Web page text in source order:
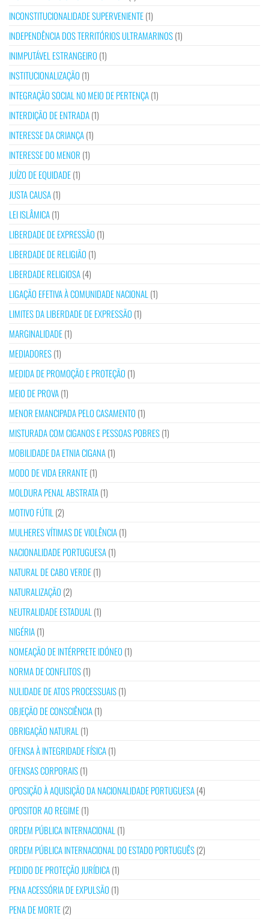
INCONSTITUCIONALIDADE SUPERVENIENTE(1)
INDEPENDÊNCIA DOS TERRITÓRIOS ULTRAMARINOS(1)
INIMPUTÁVEL ESTRANGEIRO (1)
INSTITUCIONALIZAÇÃO (1)
INTEGRAÇÃO SOCIAL NO MEIO DE PERTENÇA(1)
INTERDIÇÃO DE ENTRADA(1)
INTERESSE DA CRIANÇA(1)
INTERESSE DO MENOR (1)
JUÍZO DE EQUIDADE(1)
JUSTA CAUSA(1)
LEI ISLÂMICA(1)
LIBERDADE DE EXPRESSÃO (1)
LIBERDADE DE RELIGIÃO (1)
LIBERDADE RELIGIOSA(4)
LIGAÇÃO EFETIVA À COMUNIDADE NACIONAL (1)
LIMITES DA LIBERDADE DE EXPRESSÃO (1)
MARGINALIDADE(1)
MEDIADORES(1)
MEDIDA DE PROMOÇÃO E PROTEÇÃO (1)
MEIO DE PROVA(1)
MENOR EMANCIPADA PELO CASAMENTO (1)
MISTURADA COM CIGANOS E PESSOAS POBRES(1)
MOBILIDADE DA ETNIA CIGANA(1)
MODO DE VIDA ERRANTE(1)
MOLDURA PENAL ABSTRATA(1)
MOTIVO FÚTIL (2)
MULHERES VÍTIMAS DE VIOLÊNCIA(1)
NACIONALIDADE PORTUGUESA(1)
NATURAL DE CABO VERDE(1)
NATURALIZAÇÃO (2)
NEUTRALIDADE ESTADUAL (1)
NIGÉRIA(1)
NOMEAÇÃO DE INTÉRPRETE IDÓNEO (1)
NORMA DE CONFLITOS(1)
NULIDADE DE ATOS PROCESSUAIS(1)
OBJEÇÃO DE CONSCIÊNCIA(1)
OBRIGAÇÃO NATURAL (1)
OFENSA À INTEGRIDADE FÍSICA(1)
OFENSAS CORPORAIS(1)
OPOSIÇÃO À AQUISIÇÃO DA NACIONALIDADE PORTUGUESA(4)
OPOSITOR AO REGIME(1)
ORDEM PÚBLICA INTERNACIONAL (1)
ORDEM PÚBLICA INTERNACIONAL DO ESTADO PORTUGUÊS(2)
PEDIDO DE PROTEÇÃO JURÍDICA(1)
PENA ACESSÓRIA DE EXPULSÃO (1)
PENA DE MORTE(2)